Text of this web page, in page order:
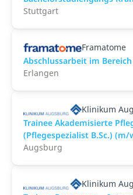
Stuttgart
Framatome
Abschlussarbeit im Bereich
Erlangen
Klinikum
Trainee Akademisierte
(Pflegespezialist B.Sc.) (m/
Augsburg
Klinikum